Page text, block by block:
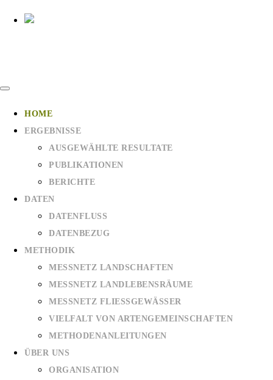
HOME
ERGEBNISSE
AUSGEWÄHLTE RESULTATE
PUBLIKATIONEN
BERICHTE
DATEN
DATENFLUSS
DATENBEZUG
METHODIK
MESSNETZ LANDSCHAFTEN
MESSNETZ LANDLEBENSRÄUME
MESSNETZ FLIESSGEWÄSSER
VIELFALT VON ARTENGEMEINSCHAFTEN
METHODENANLEITUNGEN
ÜBER UNS
ORGANISATION